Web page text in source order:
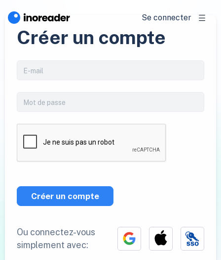
Se connecter
Créer un compte
Créer un compte
Ou connectez-vous
simplement avec: